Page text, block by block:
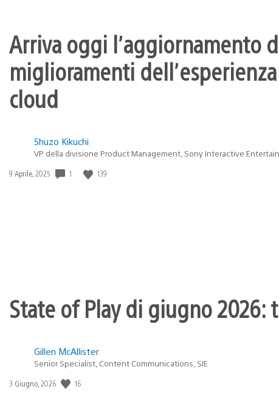
Arriva oggi l’aggiornamento
miglioramenti
cloud
Shuzo Kikuchi
VP della divisione Product Management, Sony Interactive
Data
9 Aprile, 2025 1 139
State of Play di giugno
Gillen McAllister
Senior Specialist, Content Communications, SIE
Data
3 Giugno, 2026 16